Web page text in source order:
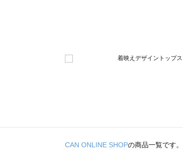
CAN ONLINE SHOPの商品一覧です。